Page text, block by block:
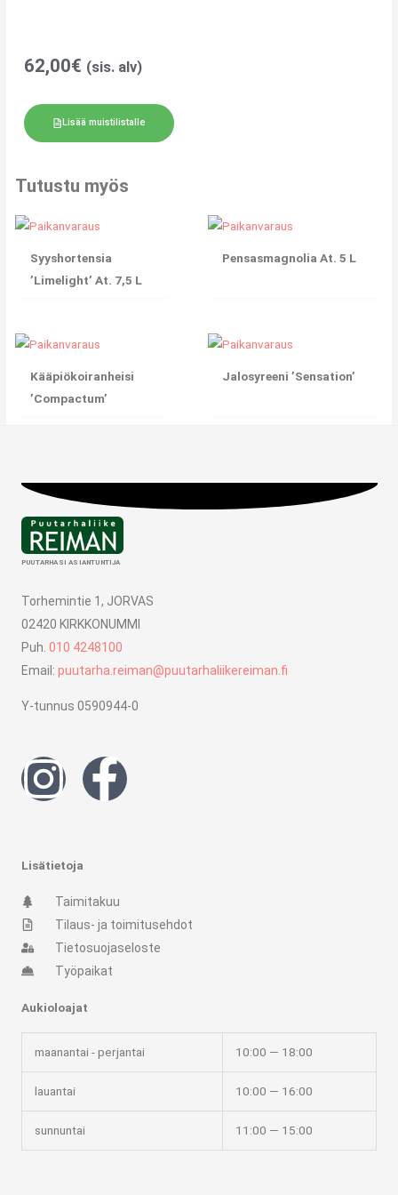
62,00€ (sis. alv)
Lisää muistilistalle
Tutustu myös
Syyshortensia
’Limelight’ At. 7,5 L
Pensasmagnolia At. 5 L
Kääpiökoiranheisi
’Compactum’
Jalosyreeni ’Sensation’
PUUTARHASI ASIANTUNTIJA
Torhemintie 1, JORVAS
02420 KIRKKONUMMI
Puh. 010 4248100
Email: puutarha.reiman@puutarhaliikereiman.fi
Y-tunnus 0590944-0
I
n
s
t
a
g
r
a
m
F
a
e
b
o
o
k
-
Lisätietoja
Taimitakuu
Tilaus- ja toimitusehdot
Tietosuojaseloste
Työpaikat
Aukioloajat
maanantai - perjantai 10:00 — 18:00
lauantai 10:00 — 16:00
sunnuntai 11:00 — 15:00